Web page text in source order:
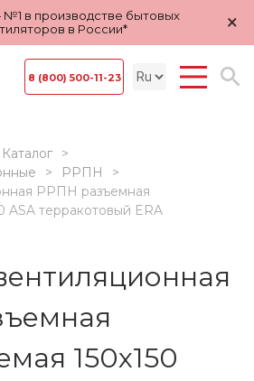
№1 в производстве бытовых
в России*
×
8 (800) 500-11-23
Каталог
РРПН
РРПН разъемная
ASA терракотовый ERA
150х150